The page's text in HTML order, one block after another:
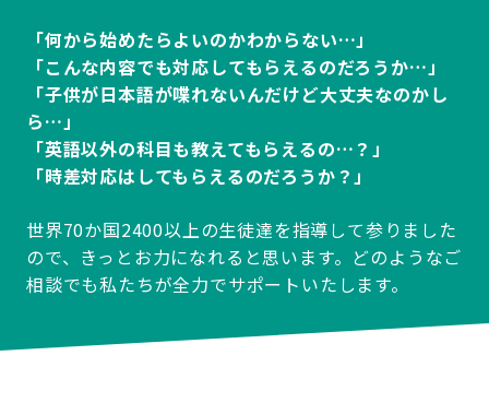
「何から始めたらよいのかわからない…」
「こんな内容でも対応してもらえるのだろうか…」
「子供が日本語が喋れないんだけど大丈夫なのかし
ら…」
「英語以外の科目も教えてもらえるの…？」
「時差対応はしてもらえるのだろうか？」
世界70か国2400以上の生徒達を指導して参りました
ので、きっとお力になれると思います。どのようなご
相談でも私たちが全力でサポートいたします。